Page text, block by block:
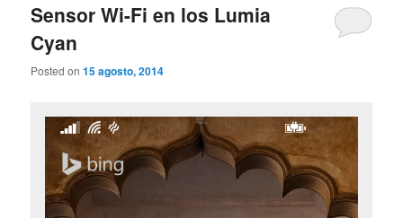
Sensor Wi-Fi en los Lumia
Cyan
Posted on15 agosto, 2014